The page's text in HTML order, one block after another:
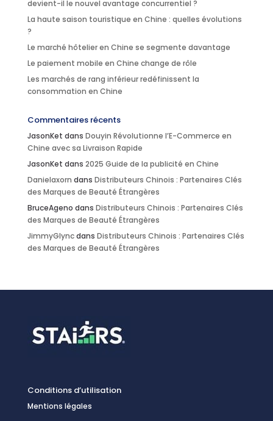
devient-il le nouvel avantage concurrentiel ?
La haute saison touristique en Chine : quelles évolutions
?
Le marché hôtelier en Chine se segmente davantage
Le paiement mobile en Chine change de rôle
Les marchés de rang inférieur redéfinissent la
consommation en Chine
Commentaires récents
JasonKet dans Douyin Révolutionne l’E-Commerce en
Chine avec sa Livraison Rapide
JasonKet dans 2025 Guide de la publicité en Chine
Danielaxorn dans Distributeurs Chinois : Partenaires Clés
des Marques de Beauté Étrangères
BruceAgeno dans Distributeurs Chinois : Partenaires Clés
des Marques de Beauté Étrangères
JimmyGlyncdans Distributeurs Chinois : Partenaires Clés
des Marques de Beauté Étrangères
Conditions d’utilisation
Mentions légales